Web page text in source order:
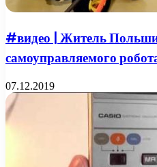
#видео | Житель
самоуправляемого
07.12.2019